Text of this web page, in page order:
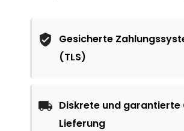
Gesicherte
(TLS)
Diskrete und garantierte
Lieferung